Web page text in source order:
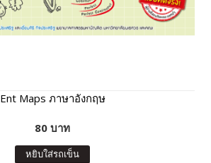
Ent Maps ภาษาอังกฤษ
80 บาท
หยิบใส่รถเข็น